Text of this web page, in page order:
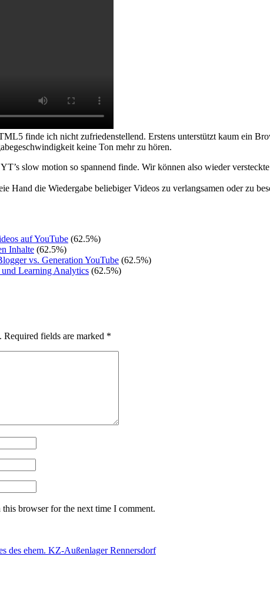
finde ich nicht zufriedenstellend. Erstens unterstützt kaum ein
keine Ton mehr zu hören.
slow motion so spannend finde. Wir können also wieder
Hand die Wiedergabe beliebiger Videos zu verlangsamen oder zu
auf YouTube (62.5%)
Inhalte (62.5%)
vs. Generation YouTube (62.5%)
Learning Analytics (62.5%)
Required fields are marked *
browser for the next time I comment.
des ehem. KZ-Außenlager Rennersdorf